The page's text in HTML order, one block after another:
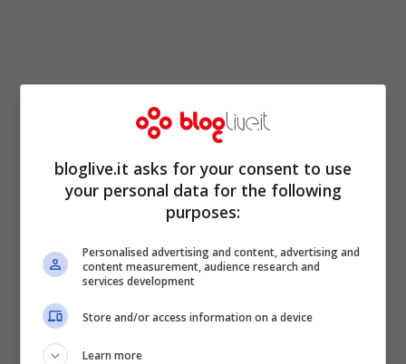
La falsa email
dell’INTERPOL, i consigli
della Polizia Postale
bloglive.it asks for your consent to use
your personal data for the following
purposes:
Personalised advertising and content, advertising and
content measurement, audience research and
services development
Store and/or access information on a device
Learn more